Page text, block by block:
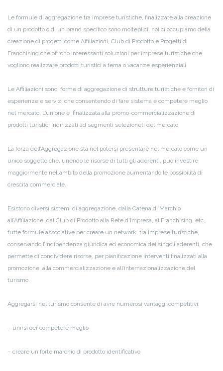
Le formule di aggregazione tra imprese turistiche, finalizzate alla creazione
di un prodotto o di un brand specifico sono molteplici, noi ci occupiamo della
creazione di progetti come Affiliazioni, Club di Prodotto e Progetti di
Franchising che offrono interessanti soluzioni per imprese turistiche che
vogliono realizzare prodotti turistici a tema o vacanze esperienziali.
Le Affiliazioni sono forme di aggregazione di strutture turistiche e fornitori di
esperienze e servizi che consentendo di fare sistema e competere meglio
nel mercato. L’unione è finalizzata alla promo-commercializzazione di
prodotti turistici indirizzati ad segmenti selezioneti del mercato.
La forza dell’Aggregazione sta nel potersi presentare nel mercato come un
unico soggetto che, unendo le risorse di tutti gli aderenti, può investire
maggiormente nell’ambito della promozione aumentando le possibilità di
crescita commerciale.
Esistono diversi sistemi di aggregazione, dalla Catena di Marchio
all’Affiliazione, dal Club di Prodotto alla Rete d’Impresa, al Franchising, etc.,
tutte formule associative per creare un network tra imprese turistiche,
conservando l’indipendenza giuridica ed economica dei singoli aderenti, che
permette di condividere risorse, per pianificazione interventi finalizzati alla
promozione, alla commercializzazione e all’internazionalizzazione del
turismo.
Aggregarsi nel turismo consente di avre numerosi vantaggi competitivi:
– unirsi oer competere meglio
– creare un forte marchio di prodotto identificativo